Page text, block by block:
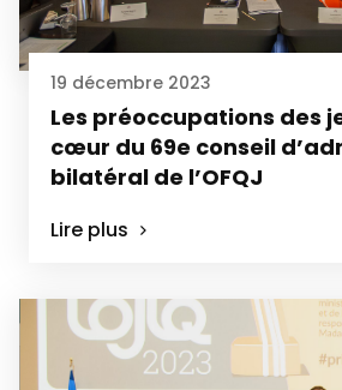
19 décembre 2023
Les préoccupations des
cœur du 69e conseil
bilatéral de l’OFQJ
Lire plus